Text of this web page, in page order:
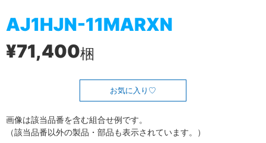
AJ1HJN-11MARXN
¥71,400梱
お気に入り
画像は該当品番を含む組合せ例です。
（該当品番以外の製品・部品も表示されています。）